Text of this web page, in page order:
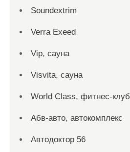
Soundextrim
Verra Exeed
Vip, сауна
Visvita, сауна
World Class, фитнес-клуб
Абв-авто, автокомплекс
Автодоктор 56